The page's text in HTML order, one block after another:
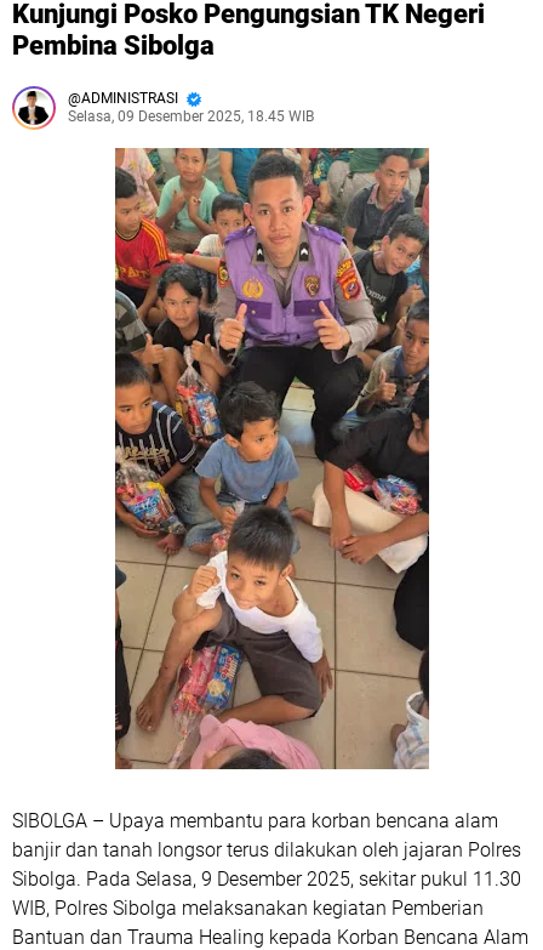
Kunjungi Posko Pengungsian TK Negeri
Pembina Sibolga
ADMINISTRASI
Selasa, 09 Desember 2025, 18.45 WIB
SIBOLGA – Upaya membantu para korban bencana alam
banjir dan tanah longsor terus dilakukan oleh jajaran Polres
Sibolga. Pada Selasa, 9 Desember 2025, sekitar pukul 11.30
WIB, Polres Sibolga melaksanakan kegiatan Pemberian
Bantuan dan Trauma Healing kepada Korban Bencana Alam